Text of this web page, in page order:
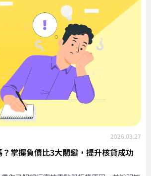
2026.03.27
掌握負債比3大關鍵，提升核貸成功